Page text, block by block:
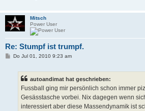
Mitsch
Power User
Re: Stumpf ist trumpf.
BDo Jul 01, 2010 9:23 am
autoandimat hat geschrieben:
Fussball ging mir persönlich schon immer
Gesässtasche vorbei. Nix dagegen wenn
interessiert aber diese Massendynamik ist